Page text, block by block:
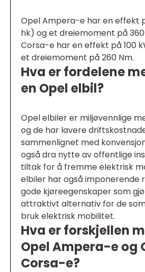
Opel Ampera-e har en effekt
hk) og et dreiemoment på
Corsa-e har en effekt på 100
et dreiemoment på 260 Nm.
Hva er fordelene
en Opel elbil?
Opel elbiler er miljøvennlige
og de har lavere
sammenlignet med
også dra nytte av offentlige
tiltak for å fremme elektrisk
elbiler har også imponerende
gode kjøreegenskaper som
attraktivt alternativ for de
bruk elektrisk mobilitet.
Hva er forskjellen
Opel Ampera-e og
Corsa-e?